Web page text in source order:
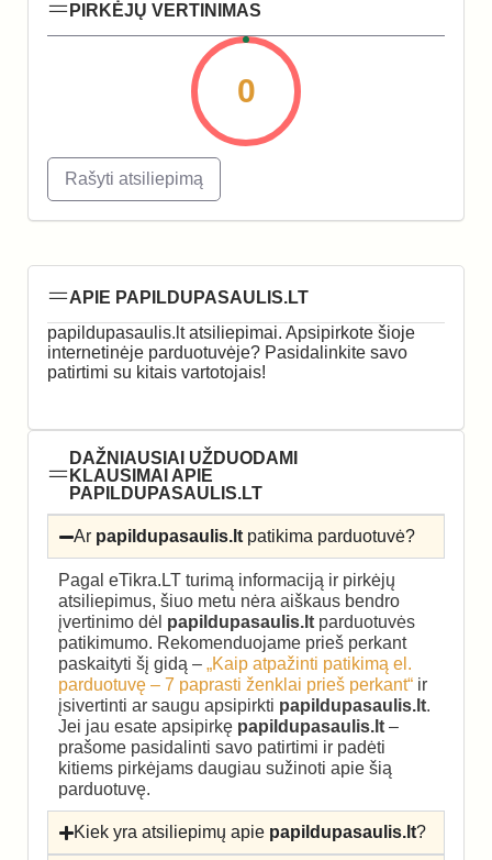
PIRKĖJŲ VERTINIMAS
0
Rašyti atsiliepimą
APIE PAPILDUPASAULIS.LT
papildupasaulis.lt atsiliepimai. Apsipirkote šioje
internetinėje parduotuvėje? Pasidalinkite savo
patirtimi su kitais vartotojais!
DAŽNIAUSIAI UŽDUODAMI
KLAUSIMAI APIE
PAPILDUPASAULIS.LT
Ar papildupasaulis.lt patikima parduotuvė?
Pagal eTikra.LT turimą informaciją ir pirkėjų
atsiliepimus, šiuo metu nėra aiškaus bendro
įvertinimo dėl papildupasaulis.lt parduotuvės
patikimumo. Rekomenduojame prieš perkant
paskaityti šį gidą – „Kaip atpažinti patikimą el.
parduotuvę – 7 paprasti ženklai prieš perkant“ ir
įsivertinti ar saugu apsipirkti papildupasaulis.lt.
Jei jau esate apsipirkę papildupasaulis.lt –
prašome pasidalinti savo patirtimi ir padėti
kitiems pirkėjams daugiau sužinoti apie šią
parduotuvę.
Kiek yra atsiliepimų apie papildupasaulis.lt?